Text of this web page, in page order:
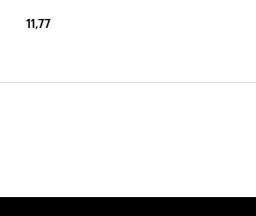
11,77